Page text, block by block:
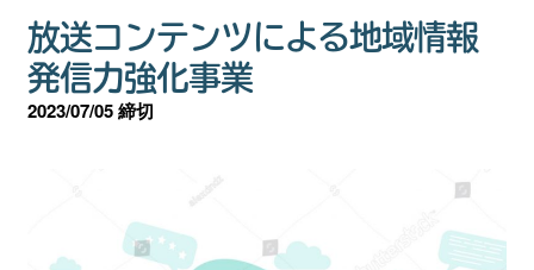
士業の方へ
助成金コラム
ダウンロード
放送コンテンツによる地域情報
発信力強化事業
2023/07/05 締切